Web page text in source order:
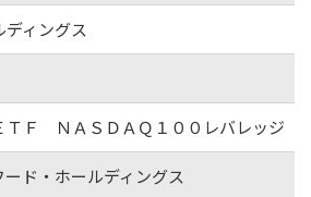
ディングス
ＴＦ ＮＡＳＤＡＱ１００レバレッジ
ード・ホールディングス